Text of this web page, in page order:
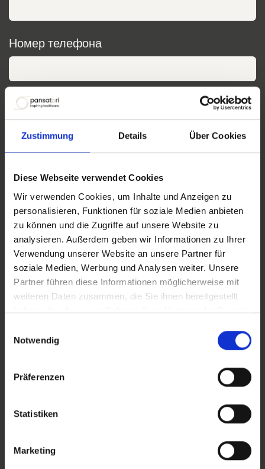
Zustimmung Details Über Cookies
Diese Webseite verwendet Cookies
Wir verwenden Cookies, um Inhalte und Anzeigen zu
personalisieren, Funktionen für soziale Medien anbieten
zu können und die Zugriffe auf unsere Website zu
analysieren. Außerdem geben wir Informationen zu Ihrer
Verwendung unserer Website an unsere Partner für
soziale Medien, Werbung und Analysen weiter. Unsere
Partner führen diese Informationen möglicherweise mit
weiteren Daten zusammen, die Sie ihnen bereitgestellt
haben oder die sie im Rahmen Ihrer Nutzung der Dienste
Notwendig
Präferenzen
Statistiken
Marketing
Номер телефона
Электронная почта*
Ваше сообщение*
Позвоните нам